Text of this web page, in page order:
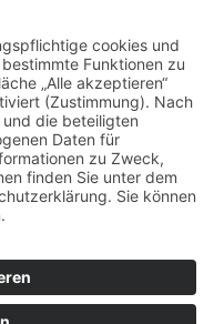
oder Medikamenten sollten
eine Selbstbehandlung
als der Griff zum